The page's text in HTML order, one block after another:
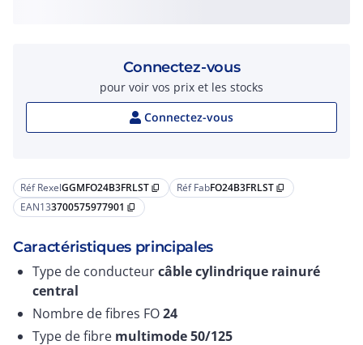
Réf RexelGGMFO24B3FRLST content_copy Réf FabFO24B3FRLST content_copy
EAN133700575977901 content_copy
Caractéristiques principales
Type de conducteurcâble cylindrique rainuré
central
Nombre de fibres FO24
Type de fibre multimode 50/125
Connectez-vous
pour voir vos prix et les stocks
Connectez-vous